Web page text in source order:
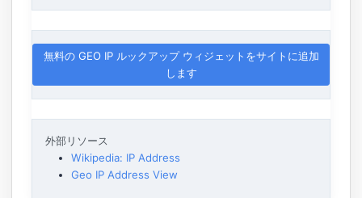
無料の GEO IP ルックアップ ウィジェットをサイトに追加
します
外部リソース
Wikipedia: IP Address
Geo IP Address View